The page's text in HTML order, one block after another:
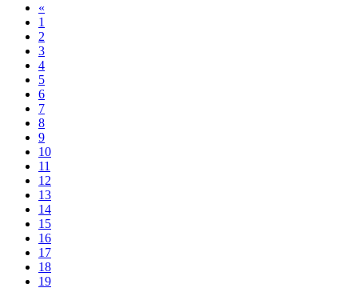
«
1
2
3
4
5
6
7
8
9
10
11
12
13
14
15
16
17
18
19